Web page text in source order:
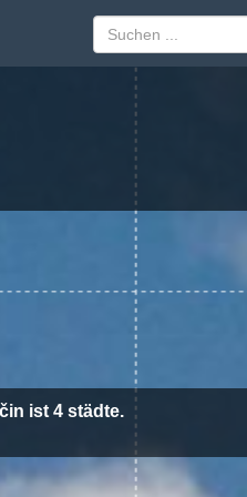
ist 4 städte.